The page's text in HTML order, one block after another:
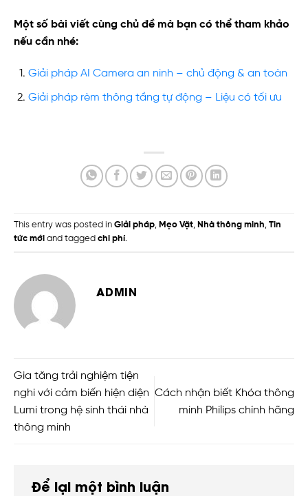
Một số bài viết cùng chủ đề mà bạn có thể tham khảo
nếu cần nhé:
Giải pháp AI Camera an ninh – chủ động & an toàn
Giải pháp rèm thông tầng tự động – Liệu có tối ưu
This entry was posted in Giải pháp, Mẹo Vặt, Nhà thông minh, Tin
tức mới and tagged chi phí.
ADMIN
Gia tăng trải nghiệm tiện
nghi với cảm biến hiện diện
Lumi trong hệ sinh thái nhà
thông minh
Cách nhận biết Khóa thông
minh Philips chính hãng
Để lại một bình luận